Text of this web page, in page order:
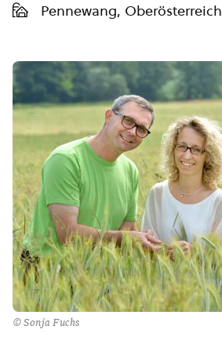
Pennewang, Oberösterreich
© Sonja Fuchs